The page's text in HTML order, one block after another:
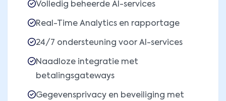
Volledig beheerde AI-services
Real-Time Analytics en rapportage
24/7 ondersteuning voor AI-services
Naadloze integratie met
betalingsgateways
Gegevensprivacy en beveiliging met